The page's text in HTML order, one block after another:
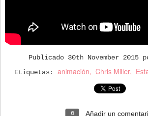
Publicado 30th November 2015
Etiquetas: animación Chris Miller
0 Añadir un